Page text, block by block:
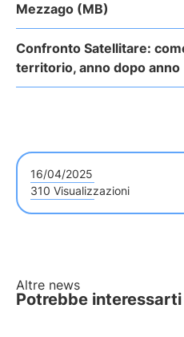
Mezzago (MB)
Confronto Satellitare:
territorio, anno dopo anno
16/04/2025
310 Visualizzazioni
Altre news
Potrebbe interessarti